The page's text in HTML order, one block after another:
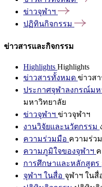
ข่าวจุฬาฯ
ปฏิทินกิจกรรม
ข่าวสารและกิจกรรม
Highlights Highlights
ข่าวสารทั้งหมด ข่าวส
ประกาศจุฬาลงกรณ์มห
มหาวิทยาลัย
ข่าวจุฬาฯ ข่าวจุฬาฯ
งานวิจัยและนวัตกรรม
ความร่วมมือ ความร่ว
ความภูมิใจของจุฬาฯ
การศึกษาและหลักสูตร
จุฬาฯ ในสื่อ จุฬาฯ ในสื่